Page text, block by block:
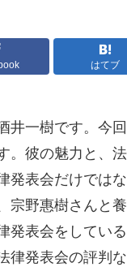
はてブ
井一樹です。今
。彼の魅力と、
発表会だけでは
宗野惠樹さんと
発表会をしてい
律発表会の評判